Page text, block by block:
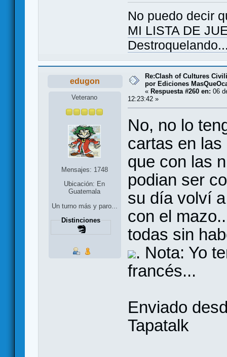
No puedo decir
MI LISTA DE
edugon
Veterano
Mensajes: 1748
Ubicación: En
Guatemala
Un turno más y paro...
Distinciones
Re:Clash of Cultures
por Ediciones
« Respuesta #260 en: 06
12:23:42 »
No, no lo
cartas en
que con las
podian ser
su día volví
con el
todas sin
. Nota: Yo
francés...
Enviado
Tapatalk